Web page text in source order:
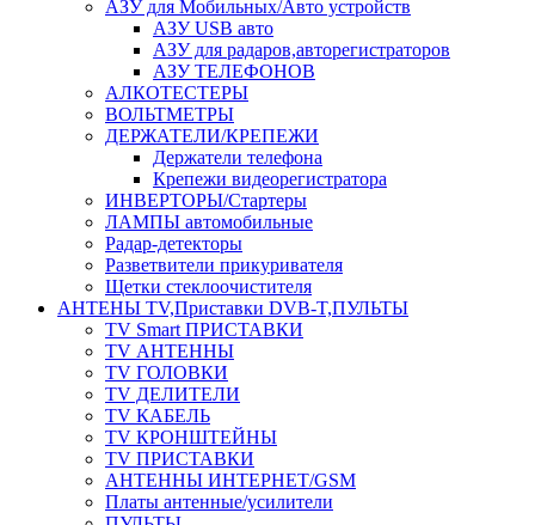
АЗУ для Мобильных/Авто устройств
АЗУ USB авто
АЗУ для радаров,авторегистраторов
АЗУ ТЕЛЕФОНОВ
АЛКОТЕСТЕРЫ
ВОЛЬТМЕТРЫ
ДЕРЖАТЕЛИ/КРЕПЕЖИ
Держатели телефона
Крепежи видеорегистратора
ИНВЕРТОРЫ/Стартеры
ЛАМПЫ автомобильные
Радар-детекторы
Разветвители прикуривателя
Щетки стеклоочистителя
АНТЕНЫ ТV,Приставки DVB-T,ПУЛЬТЫ
TV Smart ПРИСТАВКИ
TV АНТЕННЫ
TV ГОЛОВКИ
TV ДЕЛИТЕЛИ
TV КАБЕЛЬ
TV КРОНШТЕЙНЫ
TV ПРИСТАВКИ
АНТЕННЫ ИНТЕРНЕТ/GSM
Платы антенные/усилители